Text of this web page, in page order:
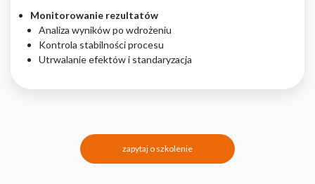
Monitorowanie rezultatów
Analiza wyników po wdrożeniu
Kontrola stabilności procesu
Utrwalanie efektów i standaryzacja
zapytaj o szkolenie